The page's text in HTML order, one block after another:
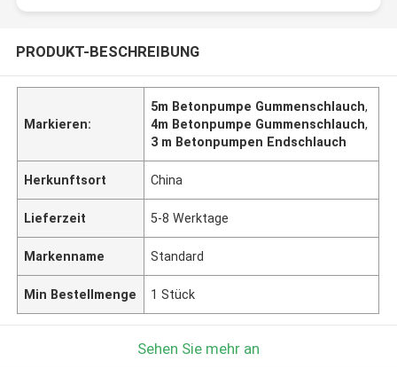
PRODUKT-BESCHREIBUNG
Markieren:
5m Betonpumpe Gummenschlauch,
4m Betonpumpe Gummenschlauch,
3 m Betonpumpen Endschlauch
Herkunftsort China
Lieferzeit 5-8 Werktage
Markenname Standard
Min Bestellmenge 1 Stück
Sehen Sie mehr an